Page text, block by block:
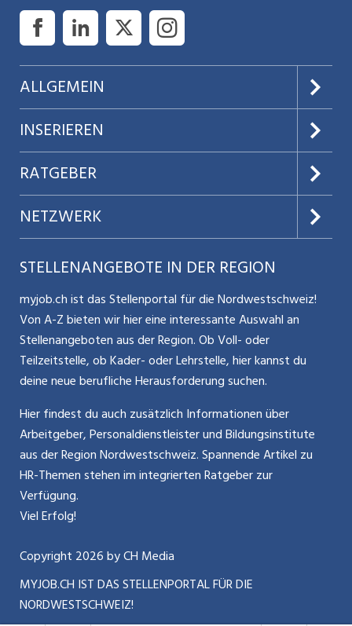
ALLGEMEIN
Über uns
AGB
Datenschutz
Nutzungsbedingungen
Glossar
Kontakt
Impressum
INSERIEREN
Preise & Leistungen
Jobs verwalten
Benutzermanual
Bewerber-Cockpit
RATGEBER
Teilzeit / Flexible Arbeitsmodelle
Mitarbeiter 50+ / Pensionierung
Karriere allgemein
Führung
Bewerbung / Neuorientierung
Aktionen / News
NETZWERK
Aargauerzeitung.ch
CH Media
ostjob.ch
zentraljob.ch
jobbasel.ch
jobbern.ch
jobmittelland.ch
jobzüri.ch
schaffu.ch (VS)
ajourjob.ch
STELLENANGEBOTE IN DER REGION
myjob.ch ist das Stellenportal für die Nordwestschweiz!
Von A-Z bieten wir hier eine interessante Auswahl an
Stellenangeboten aus der Region. Ob Voll- oder
Teilzeitstelle, ob Kader- oder Lehrstelle, hier kannst du
deine neue berufliche Herausforderung suchen.
Hier findest du auch zusätzlich Informationen über
Arbeitgeber, Personaldienstleister und Bildungsinstitute
aus der Region Nordwestschweiz. Spannende Artikel zu
HR-Themen stehen im integrierten Ratgeber zur
Verfügung.
Viel Erfolg!
Copyright 2026by CH Media
MYJOB.CH IST DAS STELLENPORTAL FÜR DIE
NORDWESTSCHWEIZ!